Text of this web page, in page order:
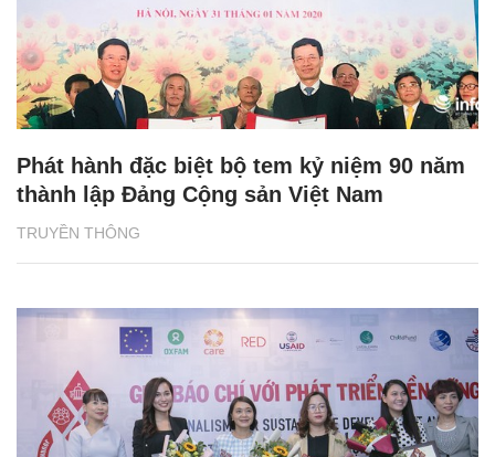
TRUYỀN THÔNG
Phát hành đặc biệt bộ tem kỷ niệm 90 năm
thành lập Đảng Cộng sản Việt Nam